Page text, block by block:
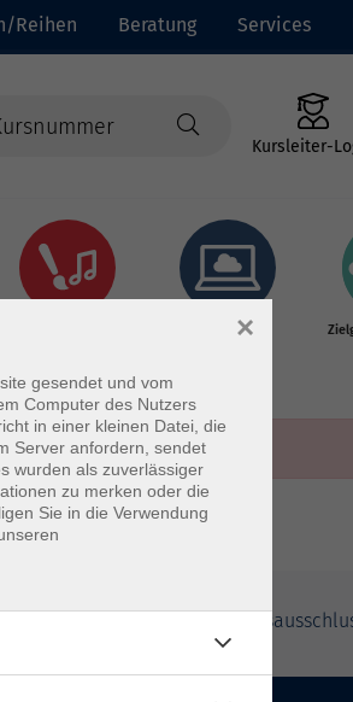
Reihen Beratung Services
Kursleiter-
Online-Kurse
gesendet und vom
Computer des Nutzers
in einer kleinen Datei, die
Server anfordern, sendet
wurden als zuverlässiger
zu merken oder die
Sie in die Verwendung
×